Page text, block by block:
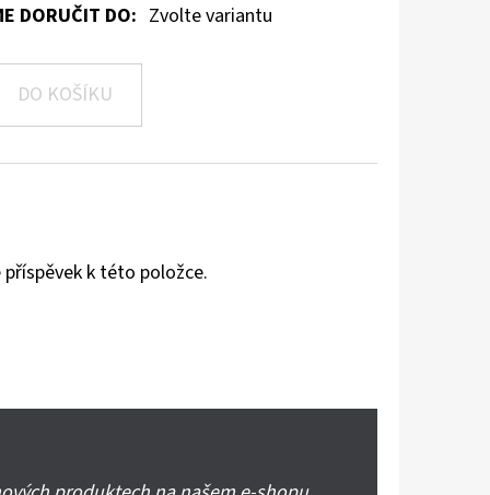
DORUČIT DO: Zvolte variantu
DO KOŠÍKU
k této položce.